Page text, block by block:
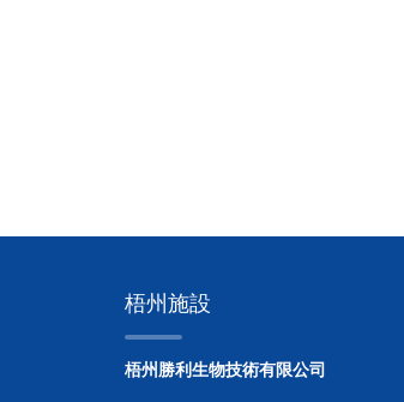
梧州施設
梧州勝利生物技術有限公司